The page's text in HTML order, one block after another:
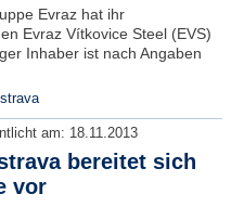
Evraz hat ihr
Evraz Vítkovice Steel (EVS)
Inhaber ist nach Angaben
am: 18.11.2013
bereitet sich
vor